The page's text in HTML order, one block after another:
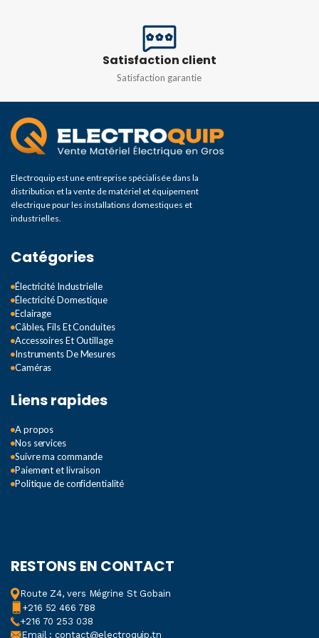
COULEUR
Satisfaction client
Satisfaction garantie
Electroquip est une entreprise spécialisée dans la
distribution et la vente de matériel et équipement
électrique pour les installations domestiques et
industrielles.
Catégories
Électricité Industrielle
Électricité Domestique
Eclairage
Câbles, Fils Et Conduites
Accessoires Et Outillage
Instruments De Mesures
Caméras
Liens rapides
A propos
Nos services
Suivre ma commande
Paiement et livraison
Politique de confidentialité
RESTONS EN CONTACT
Route Z4, vers Mégrine St Gobain
+216 52 466 788
+216 70 253 038
Email : contact@electroquip.tn